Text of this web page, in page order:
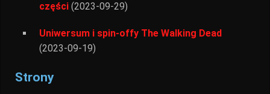
części (2023-09-29)
Uniwersum i spin-offy The Walking Dead
(2023-09-19)
Strony